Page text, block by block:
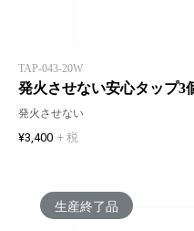
TAP-043-20W
発火させない安心タップ3
発火させない
¥3,400 + 税
生産終了品